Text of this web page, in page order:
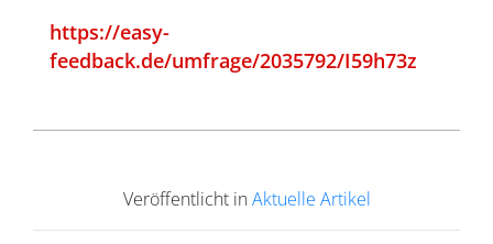
https://easy-
feedback.de/umfrage/2035792/I59h73z
Veröffentlicht inAktuelle Artikel